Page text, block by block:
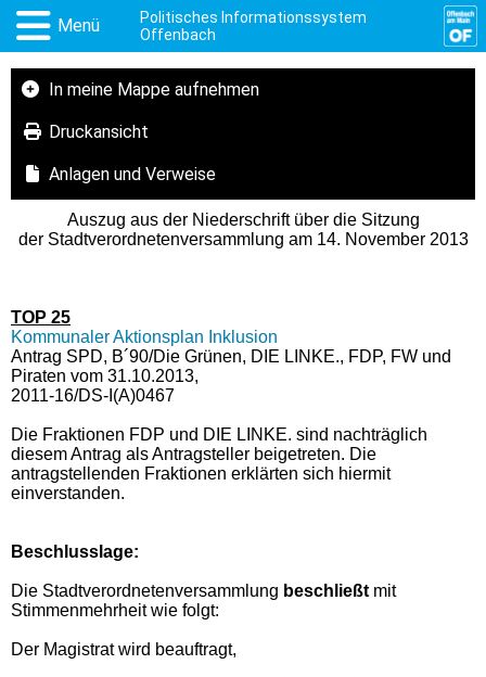
Menü
Politisches Informationssystem
Offenbach
In meine Mappe aufnehmen
Druckansicht
Anlagen und Verweise
Auszug aus der Niederschrift über die Sitzung
der Stadtverordnetenversammlung am 14. November 2013
TOP 25
Kommunaler Aktionsplan Inklusion
Antrag SPD, B´90/Die Grünen, DIE LINKE., FDP, FW und
Piraten vom 31.10.2013,
2011-16/DS-I(A)0467
Die Fraktionen FDP und DIE LINKE. sind nachträglich
diesem Antrag als Antragsteller beigetreten. Die
antragstellenden Fraktionen erklärten sich hiermit
einverstanden.
Beschlusslage:
Die Stadtverordnetenversammlung beschließt mit
Stimmenmehrheit wie folgt:
Der Magistrat wird beauftragt,